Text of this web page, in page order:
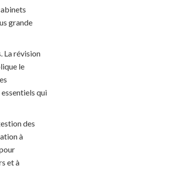
grande
La révision
le
qui
des
à
et à